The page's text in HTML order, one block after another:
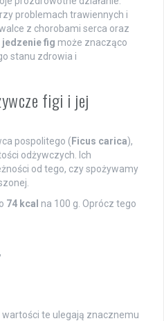
problemach trawiennych i
z chorobami serca oraz
jedzenie fig może znacząco
stanu zdrowia i
figi i jej
pospolitego ( Ficus carica),
odżywczych. Ich
od tego, czy spożywamy
74 kcal na 100 g. Oprócz tego
wartości te ulegają znacznemu